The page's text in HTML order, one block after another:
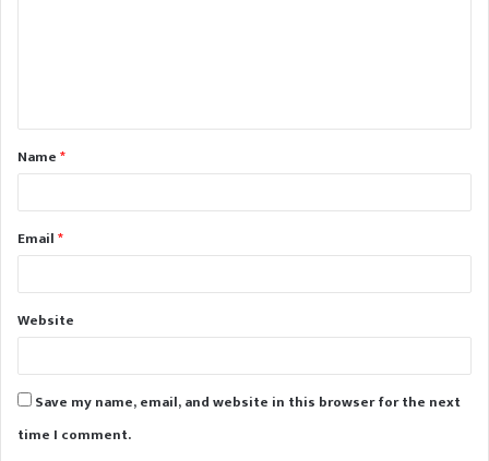
t
*Name*
Email*
Website
Save my name, email, and website in this browser for the next
time I comment.